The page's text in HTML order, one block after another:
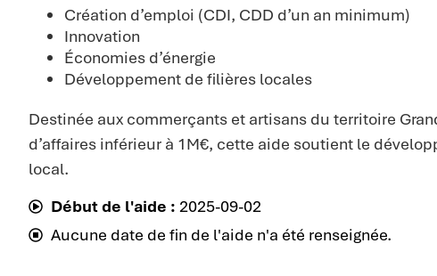
Création d’emploi (CDI, CDD d’un an minimum)
Innovation
Économies d’énergie
Développement de filières locales
Destinée aux commerçants et artisans du territoire
d’affaires inférieur à 1M€, cette aide soutient le
local.
Début de l'aide : 2025-09-02
Aucune date de fin de l'aide n'a été renseignée.